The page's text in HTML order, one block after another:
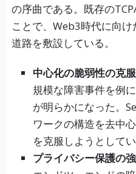
の序曲である。既存の
ことで、Web3時代に向
道路を敷設している。
中心化の脆弱性の克服
規模な障害事件を例
が明らかになった。
ワークの構造を去中
を克服しようとしてい
プライバシー保護の